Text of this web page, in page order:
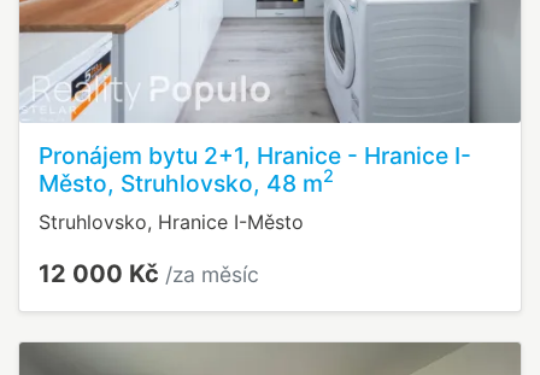
Pronájem bytu 2+1, Hranice - Hranice I-
Město, Struhlovsko, 48 m2
Struhlovsko, Hranice I-Město
12 000 Kč /za měsíc